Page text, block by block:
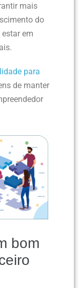
mais
do
em
para
de manter
bom